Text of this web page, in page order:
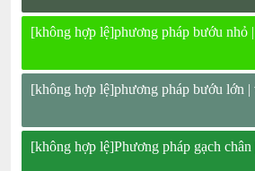
[không hợp lệ]phương pháp bướu nhỏ
[không hợp lệ]phương pháp bướu lớn |
[không hợp lệ]Phương pháp gạch chân